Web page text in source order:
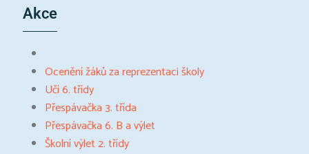
Akce
Ocenění žáků za reprezentaci školy
Učí 6. třídy
Přespávačka 3. třída
Přespávačka 6. B a výlet
Školní výlet 2. třídy